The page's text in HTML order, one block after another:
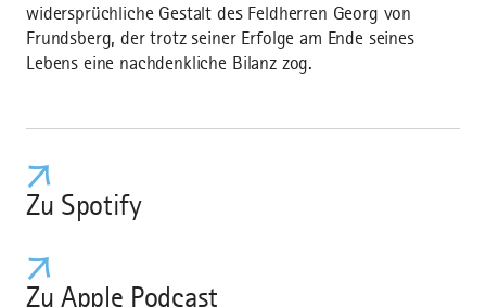
widersprüchliche Gestalt des Feldherren Georg von
Frundsberg, der trotz seiner Erfolge am Ende seines
Lebens eine nachdenkliche Bilanz zog.
Zu Spotify
Zu Apple Podcast